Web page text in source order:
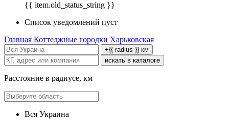
{{ item.old_status_string }}
Список уведомлений пуст
Главная Коттеджные городки Харьковская
+{{ radius }} км
искать в каталоге
Расстояние в радиусе, км
Вся Украина